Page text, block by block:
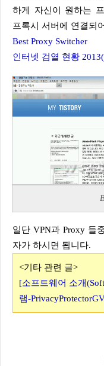
하게 자신이 원하는
프록시 서버에 연결되
Best Proxy Switcher
인터넷 검열 현황
일단 VPN과 Proxy 들중 어느 서비스를 이용할지 선택을 사용
자가 하시면 됩니다.
<기타 관련 글>
[소프트웨어 소개
램-